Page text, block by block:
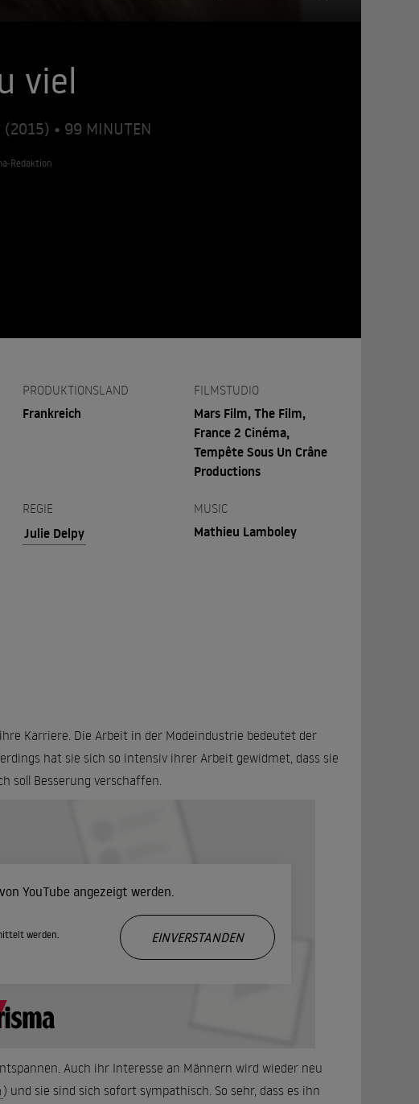
viel
• 99 MINUTEN
Redaktion
PRODUKTIONSLAND
Frankreich
FILMSTUDIO
Mars Film, The Film,
France 2 Cinéma,
Tempête Sous Un Crâne
Productions
REGIE
Julie Delpy
MUSIC
Mathieu Lamboley
Karriere. Die Arbeit in der Modeindustrie bedeutet der
hat sie sich so intensiv ihrer Arbeit gewidmet, dass sie
soll Besserung verschaffen.
YouTube angezeigt werden.
werden.
EINVERSTANDEN
Auch ihr Interesse an Männern wird wieder neu
) und sie sind sich sofort sympathisch. So sehr, dass es ihn